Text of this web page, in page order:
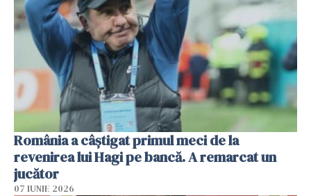
România a câștigat primul meci de la
revenirea lui Hagi pe bancă. A remarcat un
jucător
07 IUNIE 2026